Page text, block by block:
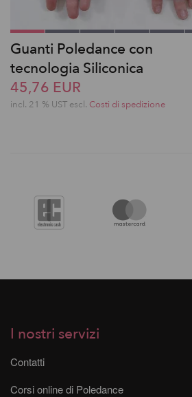
Guanti Poledance con
tecnologia Siliconica
45,76 EUR
incl. 21 % UST escl. Costi di spedizione
I nostri servizi
Contatti
Corsi online di Poledance